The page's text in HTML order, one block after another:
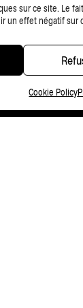
sur ce site. Le
un effet négatif sur
Cookie Policy